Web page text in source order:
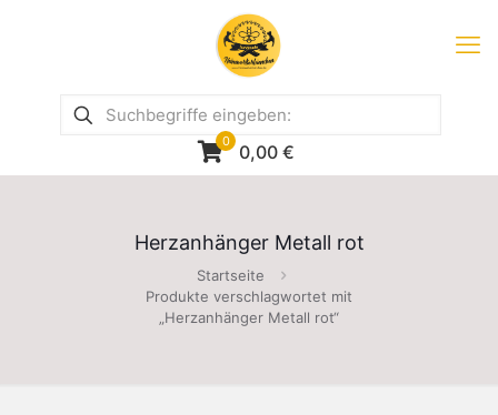
0 0,00 €
Herzanhänger Metall rot
Startseite
Produkte verschlagwortet mit
„Herzanhänger Metall rot“